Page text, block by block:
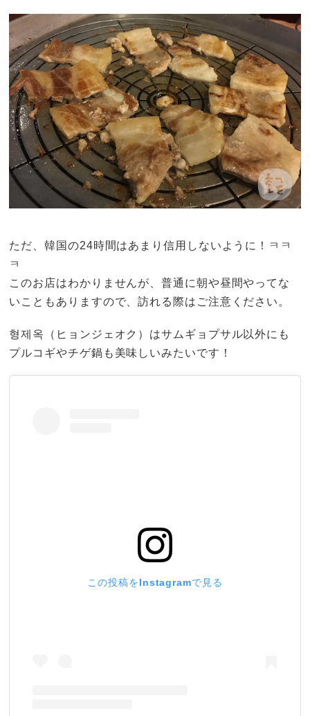
ただ、韓国の24時間はあまり信用しないように！ㅋㅋ
ㅋ
このお店はわかりませんが、普通に朝や昼間やってな
いこともありますので、訪れる際はご注意ください。
형제옥（ヒョンジェオク）はサムギョプサル以外にも
プルコギやチゲ鍋も美味しいみたいです！
この投稿をInstagramで見る